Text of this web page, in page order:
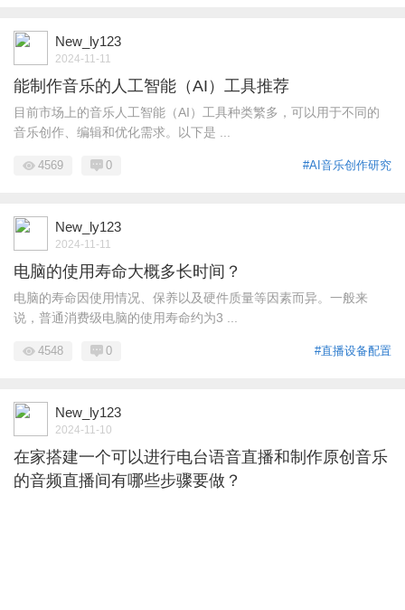
New_ly123
2024-11-11
能制作音乐的人工智能（AI）工具推荐
目前市场上的音乐人工智能（AI）工具种类繁多，可以用于不同的
音乐创作、编辑和优化需求。以下是 ...
#AI音乐创作研究
4569 0
New_ly123
2024-11-11
电脑的使用寿命大概多长时间？
电脑的寿命因使用情况、保养以及硬件质量等因素而异。一般来
说，普通消费级电脑的使用寿命约为3 ...
#直播设备配置
4548 0
New_ly123
2024-11-10
在家搭建一个可以进行电台语音直播和制作原创音乐
的音频直播间有哪些步骤要做？